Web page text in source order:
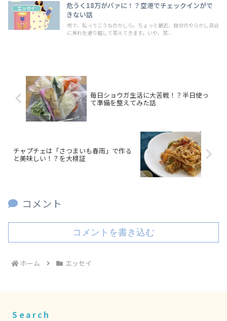
エッセイ
危うく18万がパァに！？空港でチェックインがで
きない話
何で、私ってこうなのかしら。ちょっと最近、自分のやらかし具合
に呆れを通り越して笑えてきます。いや、笑...
毎日ショウガ生活に大苦戦！？半日使っ
て準備を整えてみた話
チャプチェは「さつまいも春雨」で作る
と美味しい！？を大検証
コメント
コメントを書き込む
ホーム エッセイ
Search